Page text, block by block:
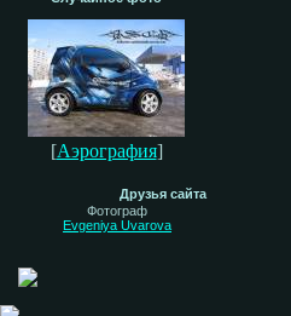
[Аэрография]
Друзья сайта
Фотограф
Evgeniya Uvarova